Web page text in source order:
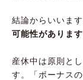
結論からいいます
可能性があります
産休中は原則と
す。「ボーナス